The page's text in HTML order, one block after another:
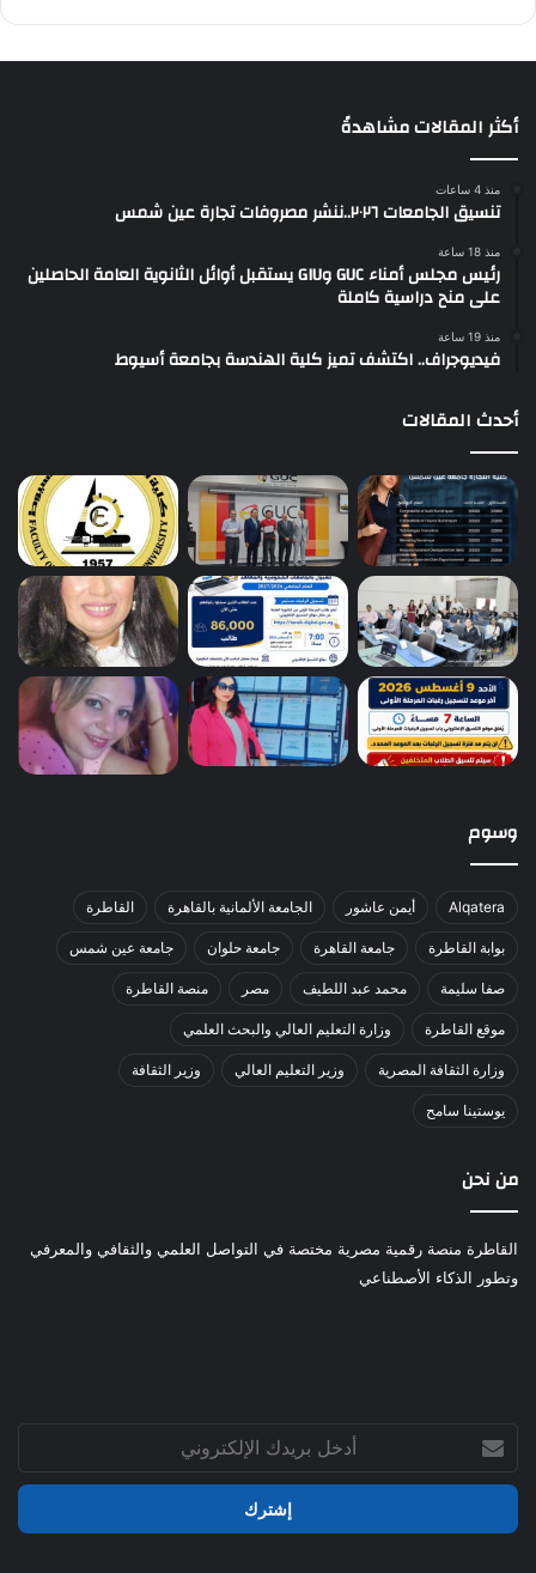
أكثر المقالات مشاهدةً
منذ 4 ساعات
تنسيق الجامعات ٢٠٢٦..ننشر مصروفات تجارة عين شمس
منذ 18 ساعة
رئيس مجلس أمناء GUC وGIU يستقبل أوائل الثانوية العامة الحاصلين
على منح دراسية كاملة
منذ 19 ساعة
فيديوجراف.. اكتشف تميز كلية الهندسة بجامعة أسيوط
أحدث المقالات
وسوم
Alqatera أيمن عاشور الجامعة الألمانية بالقاهرة القاطرة
بوابة القاطرة جامعة القاهرة جامعة حلوان جامعة عين شمس
صفا سليمة محمد عبد اللطيف مصر منصة القاطرة
موقع القاطرة وزارة التعليم العالي والبحث العلمي
وزارة الثقافة المصرية وزير التعليم العالي وزير الثقافة
يوستينا سامح
من نحن
القاطرة منصة رقمية مصرية مختصة في التواصل العلمي والثقافي والمعرفي
وتطور الذكاء الأصطناعي
بريدك
الإلكتروني